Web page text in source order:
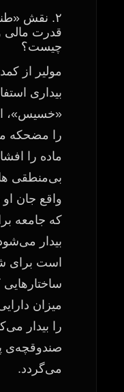
۲. نقش
قدرت مالی
چیست؟
مولیر از
بیداری
«خسیس»،
را مضحکه
ماده را
بی‌منطقی
واقع جان
که جامعه
بیدار
است برای
میزان
را بیدار
صندوقچه‌ی
می‌گردد.